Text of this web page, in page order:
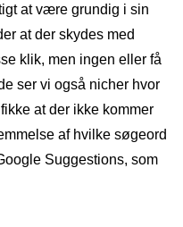
at være grundig i sin
at der skydes med
klik, men ingen eller få
ser vi også nicher hvor
at der ikke kommer
af hvilke søgeord
Suggestions, som